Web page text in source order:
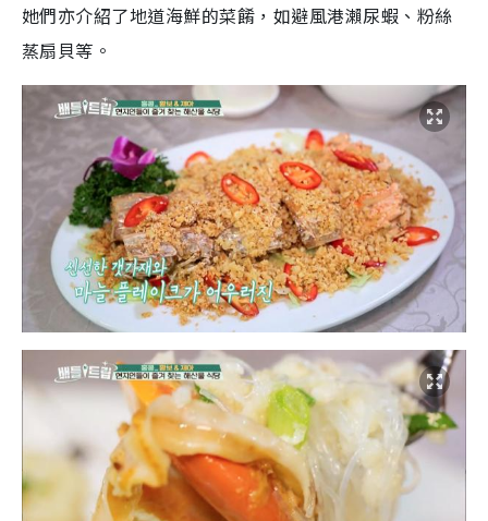
她們亦介紹了地道海鮮的菜餚，如避風港瀨尿蝦、粉絲
蒸扇貝等。